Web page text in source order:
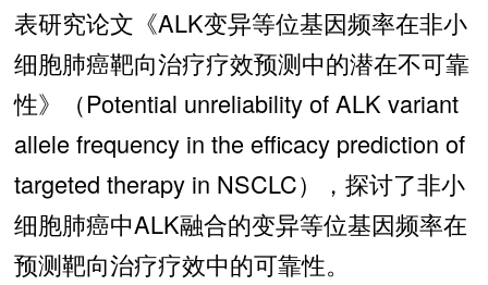
表研究论文《ALK变异等位基因频率在非小
细胞肺癌靶向治疗疗效预测中的潜在不可靠
性》（Potential unreliability of ALK variant
allele frequency in the efficacy prediction of
targeted therapy in NSCLC），探讨了非小
细胞肺癌中ALK融合的变异等位基因频率在
预测靶向治疗疗效中的可靠性。